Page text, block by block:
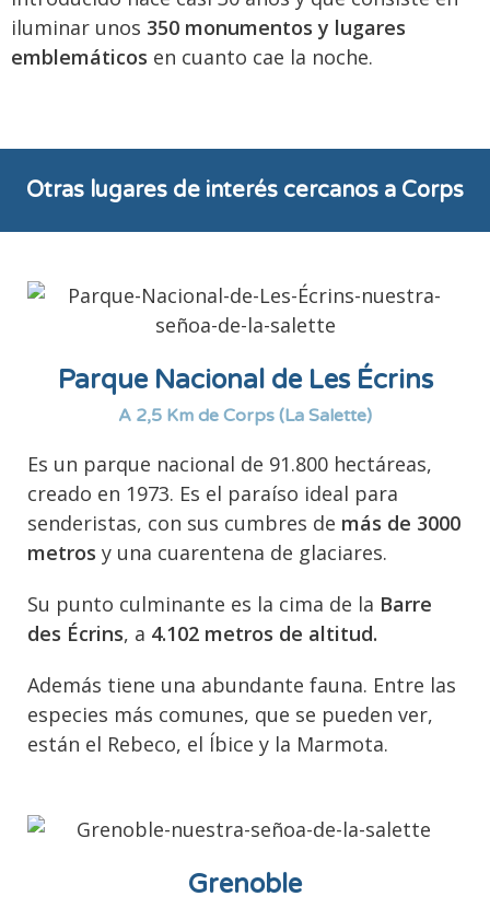
iluminar unos 350 monumentos y lugares
emblemáticos en cuanto cae la noche.
Otras lugares de interés cercanos a Corps
Parque Nacional de Les Écrins
A 2,5 Km de Corps (La Salette)
Es un parque nacional de 91.800 hectáreas,
creado en 1973. Es el paraíso ideal para
senderistas, con sus cumbres de más de 3000
metros y una cuarentena de glaciares.
Su punto culminante es la cima de la Barre
des Écrins, a 4.102 metros de altitud.
Además tiene una abundante fauna. Entre las
especies más comunes, que se pueden ver,
están el Rebeco, el Íbice y la Marmota.
Grenoble